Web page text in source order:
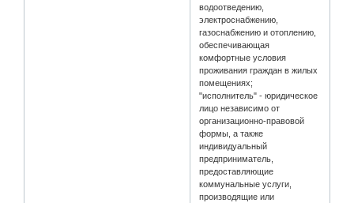
водоотведению,
электроснабжению,
газоснабжению и отоплению,
обеспечивающая
комфортные условия
проживания граждан в жилых
помещениях;
"исполнитель" - юридическое
лицо независимо от
организационно-правовой
формы, а также
индивидуальный
предприниматель,
предоставляющие
коммунальные услуги,
производящие или